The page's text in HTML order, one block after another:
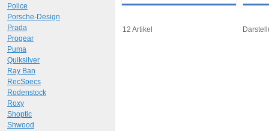
Art.-Nr.: 10407 Art.-
12 Artikel
Police
Porsche-Design
Prada
Progear
Puma
Quiksilver
Ray Ban
RecSpecs
Rodenstock
Roxy
Shoptic
Shwood